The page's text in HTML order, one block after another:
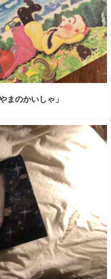
まのかいしゃ」